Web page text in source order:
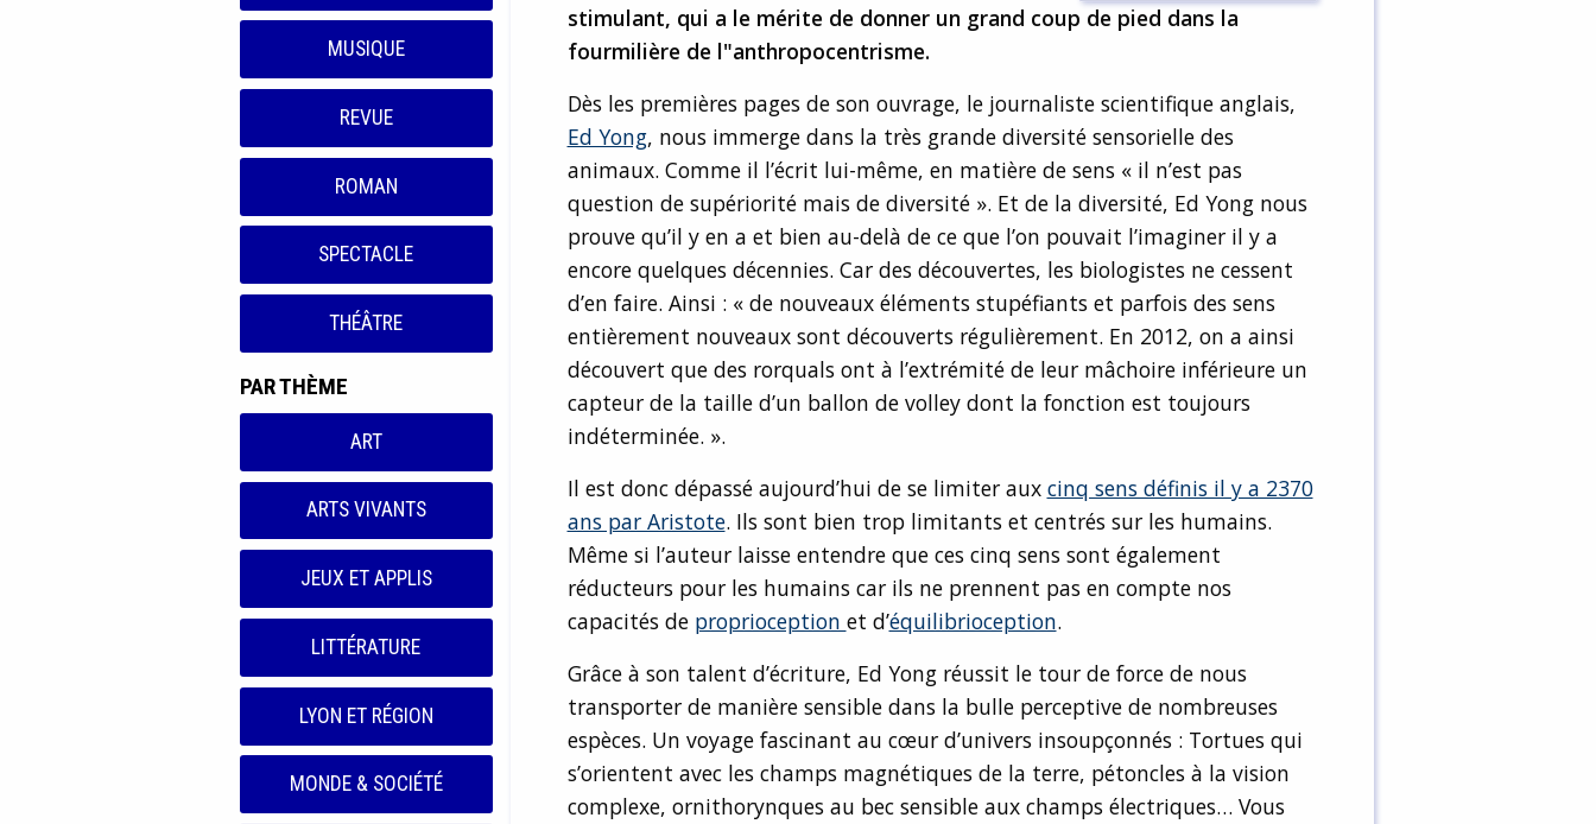
MUSIQUE
REVUE
ROMAN
SPECTACLE
THÉÂTRE
PAR THÈME
ART
ARTS VIVANTS
JEUX ET APPLIS
LITTÉRATURE
LYON ET RÉGION
MONDE & SOCIÉTÉ
stimulant, qui a le mérite de donner un grand coup de pied dans la
fourmilière de l"anthropocentrisme.
Dès les premières pages de son ouvrage, le journaliste scientifique anglais,
Ed Yong, nous immerge dans la très grande diversité sensorielle des
animaux. Comme il l’écrit lui-même, en matière de sens « il n’est pas
question de supériorité mais de diversité ». Et de la diversité, Ed Yong nous
prouve qu’il y en a et bien au-delà de ce que l’on pouvait l’imaginer il y a
encore quelques décennies. Car des découvertes, les biologistes ne cessent
d’en faire. Ainsi : « de nouveaux éléments stupéfiants et parfois des sens
entièrement nouveaux sont découverts régulièrement. En 2012, on a ainsi
découvert que des rorquals ont à l’extrémité de leur mâchoire inférieure un
capteur de la taille d’un ballon de volley dont la fonction est toujours
indéterminée. ».
Il est donc dépassé aujourd’hui de se limiter aux cinq sens définis il y a 2370
ans par Aristote. Ils sont bien trop limitants et centrés sur les humains.
Même si l’auteur laisse entendre que ces cinq sens sont également
réducteurs pour les humains car ils ne prennent pas en compte nos
capacités de proprioception et d’équilibrioception.
Grâce à son talent d’écriture, Ed Yong réussit le tour de force de nous
transporter de manière sensible dans la bulle perceptive de nombreuses
espèces. Un voyage fascinant au cœur d’univers insoupçonnés : Tortues qui
s’orientent avec les champs magnétiques de la terre, pétoncles à la vision
complexe, ornithorynques au bec sensible aux champs électriques… Vous